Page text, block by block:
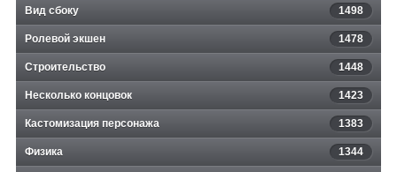
Вид сбоку 1498
Ролевой экшен 1478
Строительство 1448
Несколько концовок 1423
Кастомизация персонажа 1383
Физика 1344